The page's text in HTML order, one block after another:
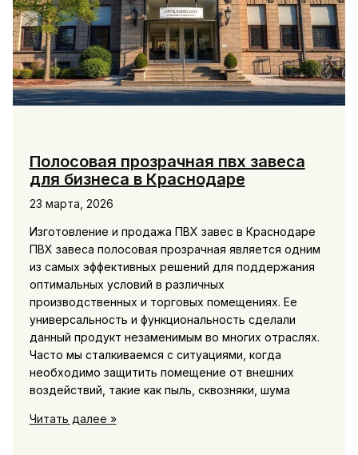
Полосовая прозрачная пвх завеса
для бизнеса в Краснодаре
23 марта, 2026
Изготовление и продажа ПВХ завес в Краснодаре
ПВХ завеса полосовая прозрачная является одним
из самых эффективных решений для поддержания
оптимальных условий в различных
производственных и торговых помещениях. Ее
универсальность и функциональность сделали
данный продукт незаменимым во многих отраслях.
Часто мы сталкиваемся с ситуациями, когда
необходимо защитить помещение от внешних
воздействий, такие как пыль, сквозняки, шума
Полосовая
Читать далее »